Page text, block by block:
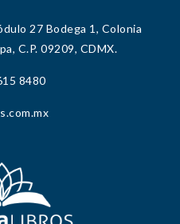
27 Bodega 1, Colonia
C.P. 09209, CDMX.
8480